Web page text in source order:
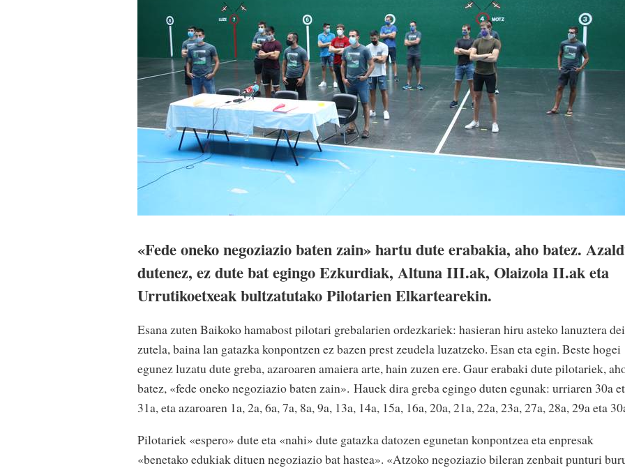
«Fede oneko negoziazio baten zain» hartu dute erabakia, aho batez.
dutenez, ez dute bat egingo Ezkurdiak, Altuna III.ak, Olaizola II.ak eta
Urrutikoetxeak bultzatutako Pilotarien Elkartearekin.
Esana zuten Baikoko hamabost pilotari grebalarien ordezkariek: hasieran hiru asteko lanuztera
zutela, baina lan gatazka konpontzen ez bazen prest zeudela luzatzeko. Esan eta egin. Beste hogei
egunez luzatu dute greba, azaroaren amaiera arte, hain zuzen ere. Gaur erabaki dute pilotariek,
batez, «fede oneko negoziazio baten zain». Hauek dira greba egingo duten egunak: urriaren 30a
31a, eta azaroaren 1a, 2a, 6a, 7a, 8a, 9a, 13a, 14a, 15a, 16a, 20a, 21a, 22a, 23a, 27a, 28a, 29a eta
Pilotariek «espero» dute eta «nahi» dute gatazka datozen egunetan konpontzea eta enpresak
«benetako edukiak dituen negoziazio bat hastea». «Atzoko negoziazio bileran zenbait punturi